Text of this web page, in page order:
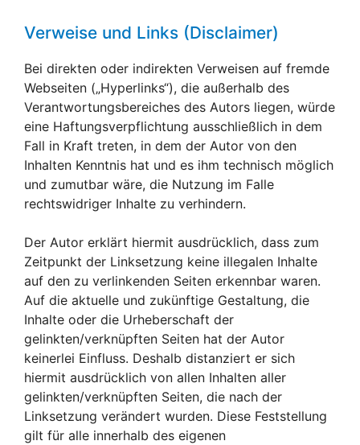
Verweise und Links (Disclaimer)
Bei direkten oder indirekten Verweisen auf fremde
Webseiten („Hyperlinks“), die außerhalb des
Verantwortungsbereiches des Autors liegen, würde
eine Haftungsverpflichtung ausschließlich in dem
Fall in Kraft treten, in dem der Autor von den
Inhalten Kenntnis hat und es ihm technisch möglich
und zumutbar wäre, die Nutzung im Falle
rechtswidriger Inhalte zu verhindern.
Der Autor erklärt hiermit ausdrücklich, dass zum
Zeitpunkt der Linksetzung keine illegalen Inhalte
auf den zu verlinkenden Seiten erkennbar waren.
Auf die aktuelle und zukünftige Gestaltung, die
Inhalte oder die Urheberschaft der
gelinkten/verknüpften Seiten hat der Autor
keinerlei Einfluss. Deshalb distanziert er sich
hiermit ausdrücklich von allen Inhalten aller
gelinkten/verknüpften Seiten, die nach der
Linksetzung verändert wurden. Diese Feststellung
gilt für alle innerhalb des eigenen